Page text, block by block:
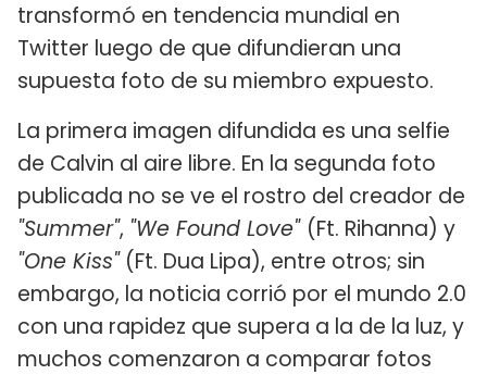
transformó en tendencia mundial en
Twitter luego de que difundieran una
supuesta foto de su miembro expuesto.
La primera imagen difundida es una selfie
de Calvin al aire libre. En la segunda foto
publicada no se ve el rostro del creador de
"Summer", "We Found Love" (Ft. Rihanna) y
"One Kiss"(Ft. Dua Lipa), entre otros; sin
embargo, la noticia corrió por el mundo 2.0
con una rapidez que supera a la de la luz, y
muchos comenzaron a comparar fotos